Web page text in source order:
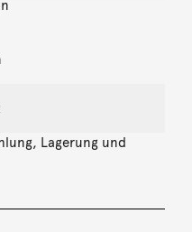
Lagerung und